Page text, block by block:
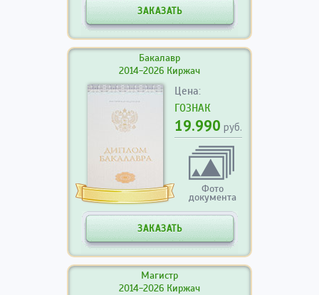
ЗАКАЗАТЬ
Бакалавр
2014-2026 Киржач
Цена:
ГОЗНАК
19.990 руб.
Фото
документа
ЗАКАЗАТЬ
Магистр
2014-2026 Киржач